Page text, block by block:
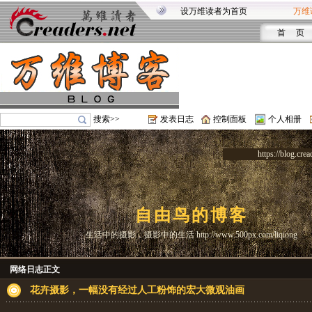
设万维读者为首页 万维
首 页
搜索>> 发表日志 控制面板 个人相册
https://
自由鸟的博客
生活中的摄影，摄影中的生活 http://www.500px.com/liqiong
网络日志正文
花卉摄影，一幅没有经过人工粉饰的宏大微观油画